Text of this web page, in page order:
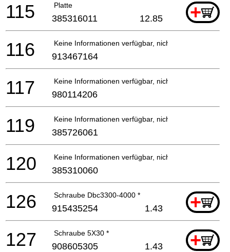
Platte +
115 385316011 12.85
Keine Informationen verfügbar, nicht bestellbar
116 913467164
Keine Informationen verfügbar, nicht bestellbar
117 980114206
Keine Informationen verfügbar, nicht bestellbar
119 385726061
Keine Informationen verfügbar, nicht bestellbar
120 385310060
Schraube Dbc3300-4000 * +
126 915435254 1.43
Schraube 5X30 * +
127 908605305 1.43